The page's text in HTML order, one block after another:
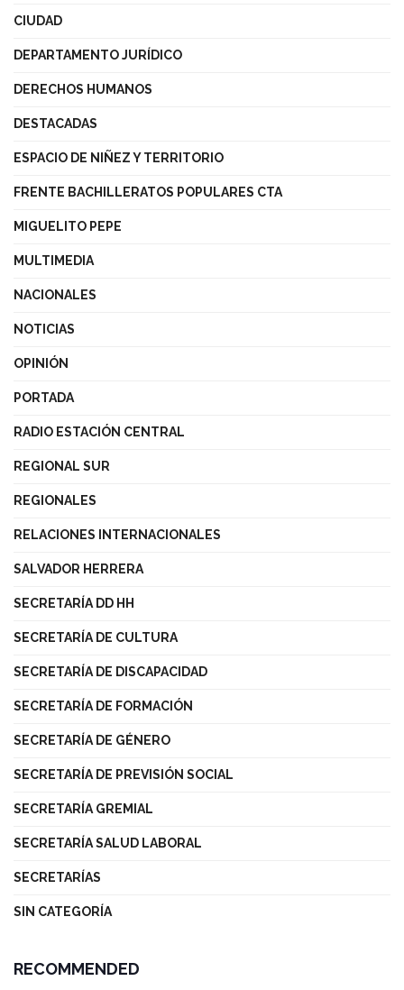
CIUDAD
DEPARTAMENTO JURÍDICO
DERECHOS HUMANOS
DESTACADAS
ESPACIO DE NIÑEZ Y TERRITORIO
FRENTE BACHILLERATOS POPULARES CTA
MIGUELITO PEPE
MULTIMEDIA
NACIONALES
NOTICIAS
OPINIÓN
PORTADA
RADIO ESTACIÓN CENTRAL
REGIONAL SUR
REGIONALES
RELACIONES INTERNACIONALES
SALVADOR HERRERA
SECRETARÍA DD HH
SECRETARÍA DE CULTURA
SECRETARÍA DE DISCAPACIDAD
SECRETARÍA DE FORMACIÓN
SECRETARÍA DE GÉNERO
SECRETARÍA DE PREVISIÓN SOCIAL
SECRETARÍA GREMIAL
SECRETARÍA SALUD LABORAL
SECRETARÍAS
SIN CATEGORÍA
RECOMMENDED